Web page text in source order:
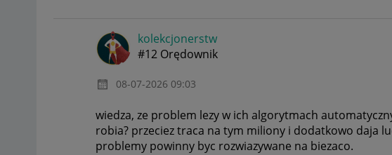
kolekcjonerstw
#12 Orędownik
‎08-07-2026 09:03
wiedza, ze problem lezy w ich algorytmach
robia? przeciez traca na tym miliony i dodatkowo daja
problemy powinny byc rozwiazywane na biezaco.